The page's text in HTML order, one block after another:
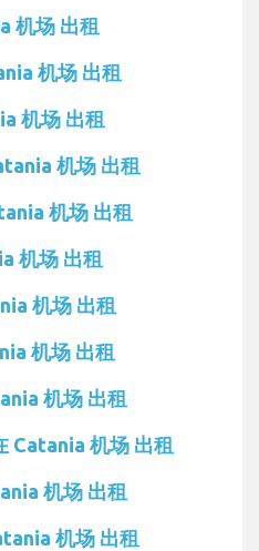
机场 出租
机场 出租
机场 出租
机场 出租
机场 出租
机场 出租
机场 出租
机场 出租
机场 出租
Catania 机场 出租
机场 出租
机场 出租